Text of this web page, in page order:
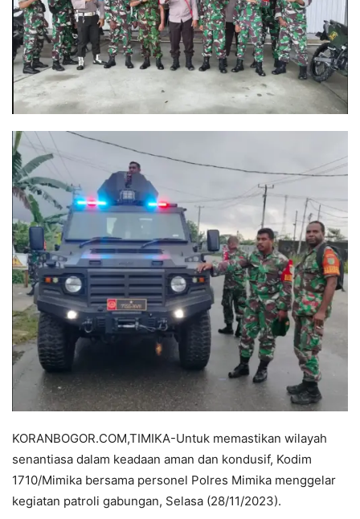
KORANBOGOR.COM,TIMIKA-Untuk memastikan wilayah
senantiasa dalam keadaan aman dan kondusif, Kodim
1710/Mimika bersama personel Polres Mimika menggelar
kegiatan patroli gabungan, Selasa (28/11/2023).